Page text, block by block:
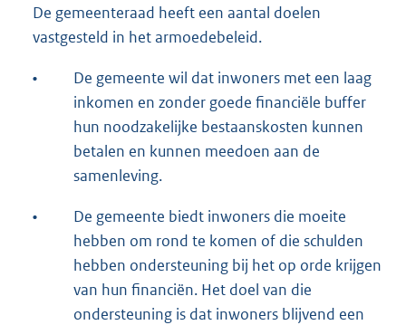
De gemeenteraad heeft een aantal doelen
vastgesteld in het armoedebeleid.
•
De gemeente wil dat inwoners met een laag
inkomen en zonder goede financiële buffer
hun noodzakelijke bestaanskosten kunnen
betalen en kunnen meedoen aan de
samenleving.
•
De gemeente biedt inwoners die moeite
hebben om rond te komen of die schulden
hebben ondersteuning bij het op orde krijgen
van hun financiën. Het doel van die
ondersteuning is dat inwoners blijvend een